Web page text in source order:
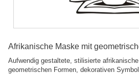
Afrikanische Maske mit
Aufwendig gestaltete, stilisierte
geometrischen Formen, dekorativen